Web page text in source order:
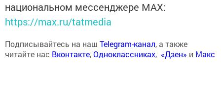
национальном мессенджере MАХ:
https://max.ru/tatmedia
Подписывайтесь на наш Telegram-канал, а также
читайте нас Вконтакте,Одноклассниках, «Дзен» и Макс